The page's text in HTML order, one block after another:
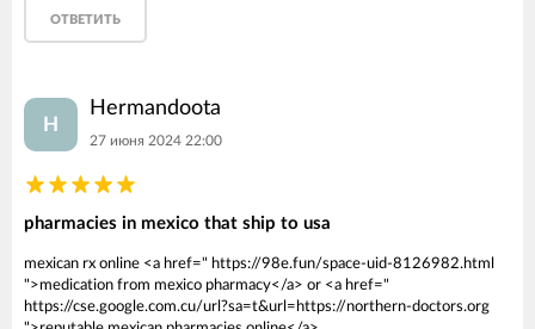
ОТВЕТИТЬ
H
Hermandoota
27 июня 2024 22:00
pharmacies in mexico that ship to usa
mexican rx online <a href=" https://98e.fun/space-uid-8126982.html
">medication from mexico pharmacy</a> or <a href="
https://cse.google.com.cu/url?sa=t&url=https://northern-doctors.org